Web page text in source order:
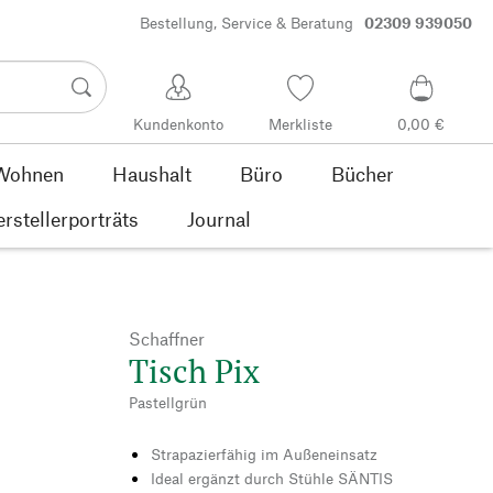
Bestellung, Service & Beratung 02309 939050
Kundenkonto Merkliste 0,00 €
Haushalt Büro
Bücher
Journal
Schaffner
Tisch Pix
Pastellgrün
Strapazierfähig im Außeneinsatz
Ideal ergänzt durch Stühle SÄNTIS